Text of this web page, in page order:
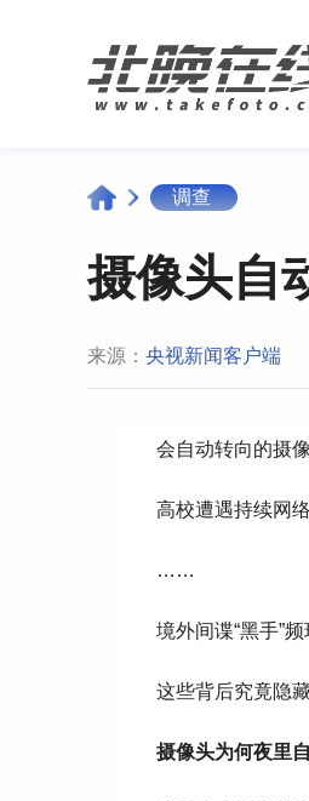
调查
摄像头自
来源： 央视新闻客户端
会自动转向的摄
高校遭遇持续网
……
境外间谍“黑手”频
这些背后究竟隐
摄像头为何夜里